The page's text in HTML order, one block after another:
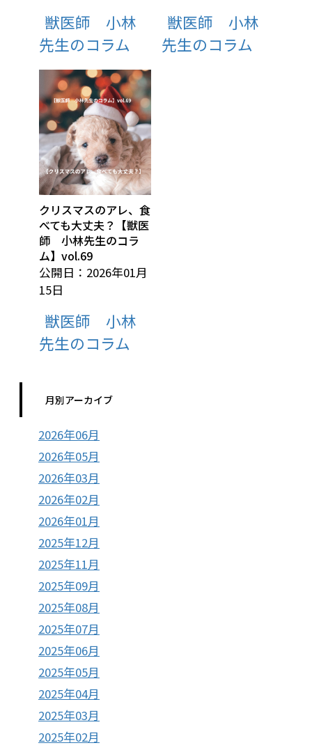
獣医師 小林
先生のコラム
獣医師 小林
先生のコラム
クリスマスのアレ、食
べても大丈夫？【獣医
師 小林先生のコラ
ム】vol.69
公開日：2026年01月
15日
獣医師 小林
先生のコラム
月別アーカイブ
2026年06月
2026年05月
2026年03月
2026年02月
2026年01月
2025年12月
2025年11月
2025年09月
2025年08月
2025年07月
2025年06月
2025年05月
2025年04月
2025年03月
2025年02月